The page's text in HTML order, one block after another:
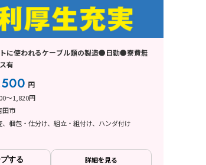
に使われるケーブル類の製造●日勤●寮費無
有
円
～1,820円
田市
梱包・仕分け、組立・組付け、ハンダ付け
する 詳細を見る